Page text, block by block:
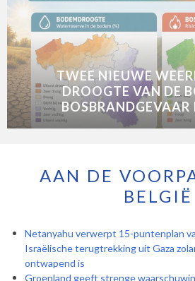
TWEE NIEUWE
DROOGTE VAN DE
BOSBRANDGEVAAR
AAN DE
BELGIË
Netanyahu verwerpt 15-puntenplan
Israëlische terugtrekking uit Gaza
ontwapend is
Groenland geeft strenge